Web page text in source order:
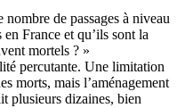
de passages à niveau
France et qu’ils sont la
mortels ? »
percutante. Une limitation
morts, mais l’aménagement
plusieurs dizaines, bien